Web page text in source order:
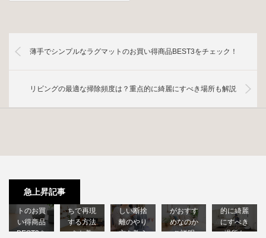
薄手でシンプルなラグマットのお買い得商品BEST3をチェック！
リビングの最適な掃除頻度は？重点的に綺麗にすべき場所も解説
急上昇記事
ンプルな
トのお買
い得商品
BEST3を
ちで再現
する方法
をお教
しい断捨
離のやり
方を教え
がおすす
めなのか
ご説明
的に綺麗
にすべき
場所も